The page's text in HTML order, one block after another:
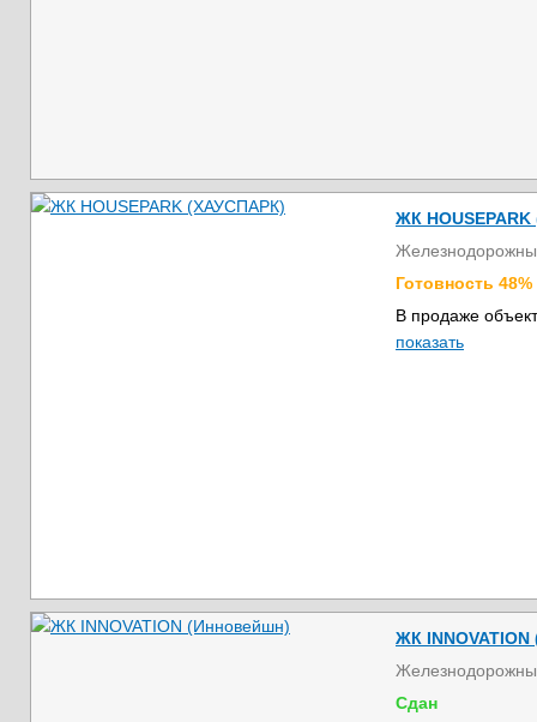
ЖК
Готовность 48%
В продаже
показать
ЖК
Сдан